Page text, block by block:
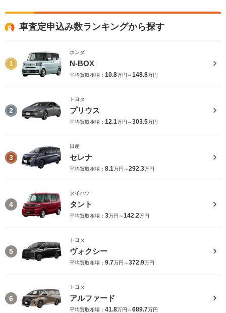
車査定申込み数ランキングから探す
1
ホンダ
N-BOX
平均買取相場： 10.8万円～148.8万円
2
トヨタ
プリウス
平均買取相場： 12.1万円～303.5万円
3
日産
セレナ
平均買取相場： 8.1万円～292.3万円
4
ダイハツ
タント
平均買取相場： 3万円～142.2万円
5
トヨタ
ヴォクシー
平均買取相場： 9.7万円～372.9万円
6
トヨタ
アルファード
平均買取相場： 41.8万円～689.7万円